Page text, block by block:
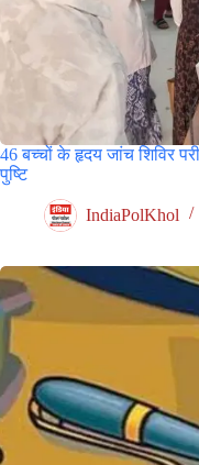
46 बच्चों के हृदय जांच शिविर
पुष्टि
IndiaPolKhol